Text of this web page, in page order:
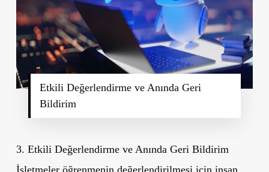
Etkili Değerlendirme ve Anında Geri
Bildirim
3. Etkili Değerlendirme ve Anında Geri Bildirim
İşletmeler öğrenmenin değerlendirilmesi için insan